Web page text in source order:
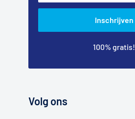
Inschrijven
100% gratis!
Volg ons